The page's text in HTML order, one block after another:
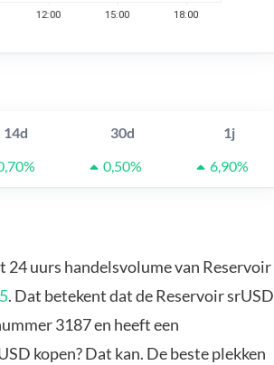
14d 30d
1j
0,50% 6,90%
24 uurs handelsvolume van Reservoir
. Dat betekent dat de Reservoir srUSD
3187 en heeft een
kopen? Dat kan. De beste plekken